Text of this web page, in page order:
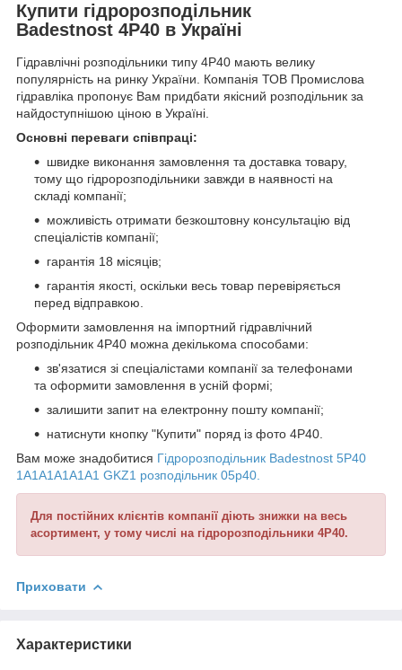
Купити гідророзподільник
Badestnost 4Р40 в Україні
Гідравлічні розподільники типу 4Р40 мають велику
популярність на ринку України. Компанія ТОВ Промислова
гідравліка пропонує Вам придбати якісний розподільник за
найдоступнішою ціною в Україні.
Основні переваги співпраці:
швидке виконання замовлення та доставка товару,
тому що гідророзподільники завжди в наявності на
складі компанії;
можливість отримати безкоштовну консультацію від
спеціалістів компанії;
гарантія 18 місяців;
гарантія якості, оскільки весь товар перевіряється
перед відправкою.
Оформити замовлення на імпортний гідравлічний
розподільник 4Р40 можна декількома способами:
зв'язатися зі спеціалістами компанії за телефонами
та оформити замовлення в усній формі;
залишити запит на електронну пошту компанії;
натиснути кнопку "Купити" поряд із фото 4Р40.
Вам може знадобитися Гідророзподільник Badestnost 5Р40
1A1A1А1A1A1 GKZ1 розподільник 05p40.
Для постійних клієнтів компанії діють знижки на весь
асортимент, у тому числі на гідророзподільники 4Р40.
Приховати
Характеристики